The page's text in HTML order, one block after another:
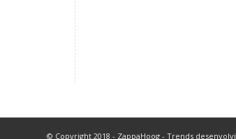
© Copyright 2018 - ZappaHoog - Trends